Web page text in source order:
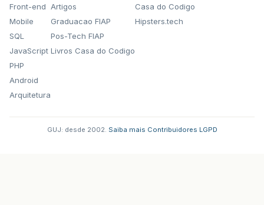
Front-end
Mobile
SQL
JavaScript
PHP
Android
Arquitetura
Artigos
Graduacao FIAP
Pos-Tech FIAP
Livros Casa do Codigo
Casa do Codigo
Hipsters.tech
GUJ: desde 2002. Saiba mais Contribuidores LGPD